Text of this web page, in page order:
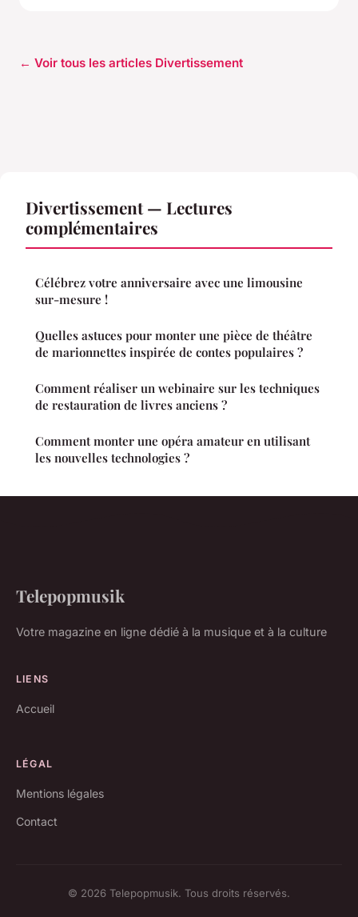
← Voir tous les articles Divertissement
Divertissement — Lectures
complémentaires
Célébrez votre anniversaire avec une limousine
sur-mesure !
Quelles astuces pour monter une pièce de théâtre
de marionnettes inspirée de contes populaires ?
Comment réaliser un webinaire sur les techniques
de restauration de livres anciens ?
Comment monter une opéra amateur en utilisant
les nouvelles technologies ?
Telepopmusik
Votre magazine en ligne dédié à la musique et à la culture
LIENS
Accueil
LÉGAL
Mentions légales
Contact
© 2026 Telepopmusik. Tous droits réservés.